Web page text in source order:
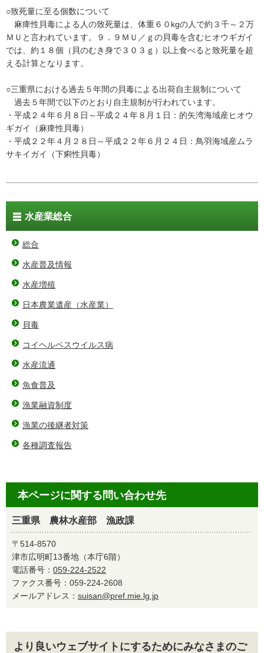
○致死量に至る個数について
麻痺性貝毒による人の致死量は、体重６０kgの人で約３千～２万
ＭＵと言われています。９．９ＭＵ／ｇの貝毒を含むヒオウギガイ
では、約１８個（貝のむき身で３０３ｇ）以上食べると致死量を超
える計算となります。
○三重県における過去５年間の貝毒による出荷自主規制について
過去５年間で以下のとおり自主規制が行われています。
・平成２４年６月８日～平成２４年８月１日：的矢湾海域産ヒオウ
ギガイ（麻痺性貝毒）
・平成２２年４月２８日～平成２２年６月２４日：鳥羽海域産ムラ
サキイガイ（下痢性貝毒）
水産業総合
総合
水産普及情報
水産増殖
日本農業遺産（水産業）
貝毒
コイヘルペスウイルス病
水産流通
魚食普及
漁業融資制度
漁業の後継者対策
各種調査報告
本ページに関する問い合わせ先
三重県 農林水産部 漁政課
〒514-8570
津市広明町13番地（本庁6階）
電話番号： 059-224-2522
ファクス番号：059-224-2608
メールアドレス： suisan@pref.mie.lg.jp
より良いウェブサイトにするためにみなさまのご